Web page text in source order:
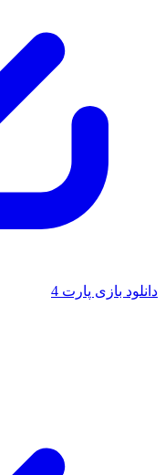
دانلود بازی پارت 4